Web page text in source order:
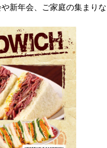
新年会、ご家庭の集まり